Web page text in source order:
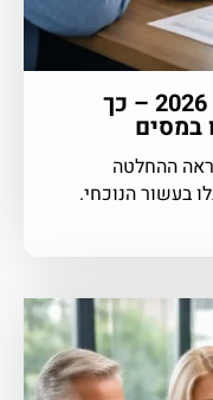
תכנון פרישה המדריך המלא 2026 – כך
במסים
ההחלטה
בעשור הנוכחי.